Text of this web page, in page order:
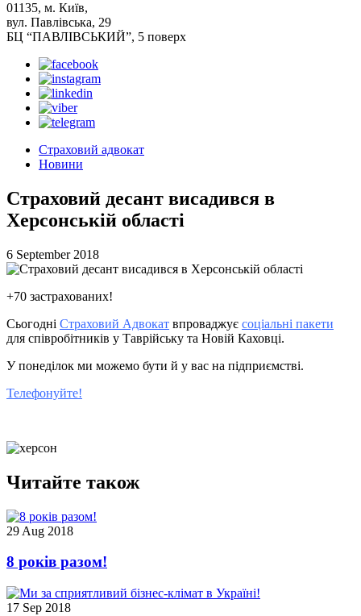
01135, м. Київ,
вул. Павлівська, 29
БЦ “ПАВЛІВСЬКИЙ”, 5 поверх
Страховий адвокат
Новини
Страховий десант висадився в
Херсонській області
6 September 2018
+70 застрахованих!
Сьогодні Страховий Адвокат впроваджує соціальні пакети
для співробітників у Таврійську та Новій Каховці.
У понеділок ми можемо бути й у вас на підприємстві.
Телефонуйте!
Читайте також
29 Aug 2018
8 років разом!
17 Sep 2018